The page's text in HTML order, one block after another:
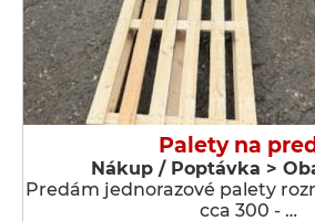
Palety na
Nákup / Poptávka >
Predám jednorazové palety
cca 300 - …